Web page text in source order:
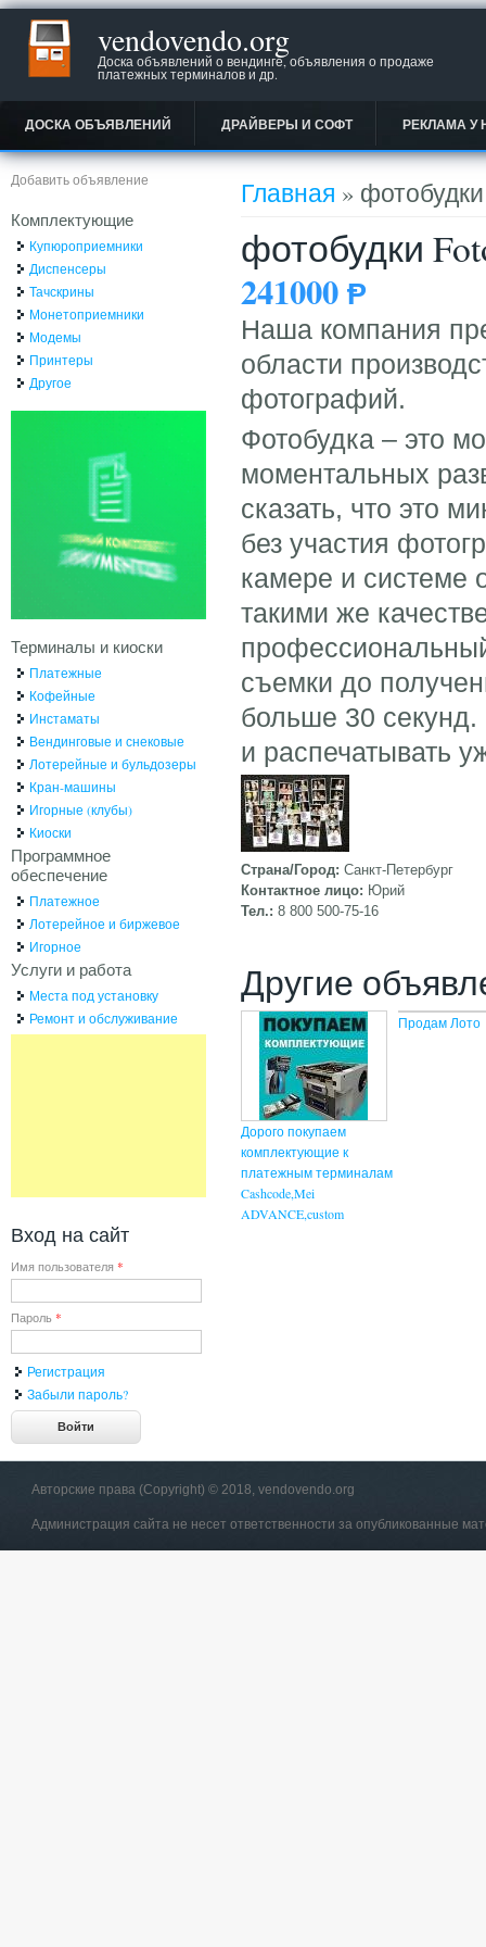
vendovendo.org
Доска объявлений о вендинге, объявления о продаже
платежных терминалов и др.
ДОСКА ОБЪЯВЛЕНИЙ ДРАЙВЕРЫ И СОФТ РЕКЛАМА У
Вы здесь
Главная »
фотобудки
241000 Ᵽ
Наша компания
области
фотографий.
Фотобудка – это
моментальных
сказать, что это
без участия
камере и системе
такими же
съемки до
больше 30
и распечатывать
Страна/Город: Санкт-Петербург
Контактное лицо: Юрий
Тел.: 8 800 500-75-16
Другие
Дорого покупаем
комплектующие к
платежным терминалам
Cashcode,Mei
ADVANCE,custom
Продам Лото
Добавить объявление
Комплектующие
Купюроприемники
Диспенсеры
Тачскрины
Монетоприемники
Модемы
Принтеры
Другое
Терминалы и киоски
Платежные
Кофейные
Инстаматы
Вендинговые и снековые
Лотерейные и бульдозеры
Кран-машины
Игорные (клубы)
Киоски
Программное
обеспечение
Платежное
Лотерейное и биржевое
Игорное
Услуги и работа
Места под установку
Ремонт и обслуживание
Вход на сайт
Имя пользователя *
Пароль *
Регистрация
Забыли пароль?
Авторские права (Copyright) © 2018, vendovendo.org
Администрация сайта не несет ответственности за опубликованные